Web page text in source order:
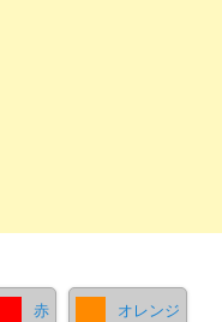
赤 オレンジ